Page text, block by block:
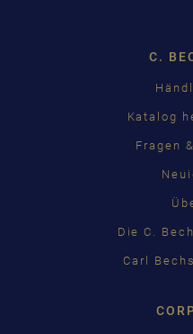
C.
Katalog
Fragen
Die C.
Carl